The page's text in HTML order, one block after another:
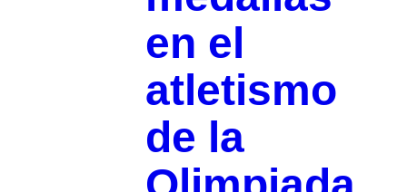
en el
atletismo
de la